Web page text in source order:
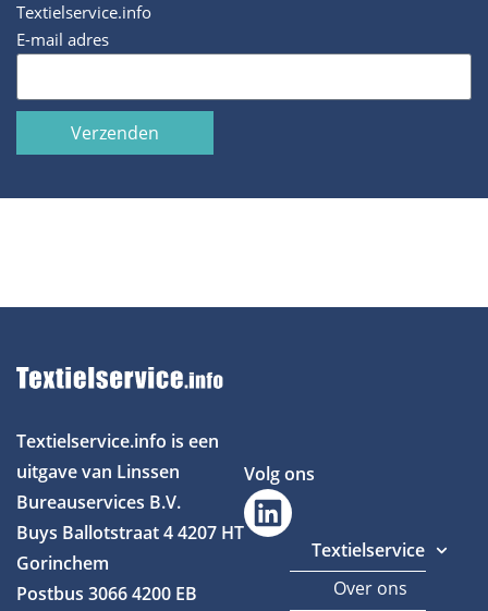
Textielservice.info
E-mail adres
Verzenden
Textielservice.info is een
uitgave van Linssen
Bureauservices B.V.
Buys Ballotstraat 44207 HT
Gorinchem
Postbus 30664200 EB
Volg ons
Textielservice
Over ons